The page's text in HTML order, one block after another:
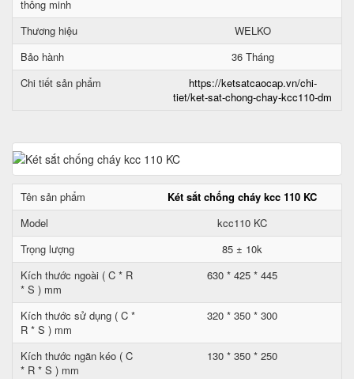
thông minh
Thương hiệu
WELKO
Bảo hành
36 Tháng
Chi tiết sản phẩm
https://ketsatcaocap.vn/chi-
tiet/ket-sat-chong-chay-kcc110-dm
Tên sản phẩm
Két sắt chống cháy kcc 110 KC
Model
kcc110 KC
Trọng lượng
85 ± 10k
Kích thước ngoài ( C * R
* S ) mm
630 * 425 * 445
Kích thước sử dụng ( C *
R * S ) mm
320 * 350 * 300
Kích thước ngăn kéo ( C
* R * S ) mm
130 * 350 * 250